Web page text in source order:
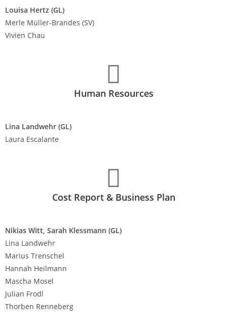
Louisa Hertz (GL)
Merle Müller-Brandes (SV)
Vivien Chau
Human Resources
Lina Landwehr (GL)
Laura Escalante
Cost Report & Business Plan
Nikias Witt, Sarah Klessmann (GL)
Lina Landwehr
Marius Trenschel
Hannah Heilmann
Mascha Mosel
Julian Frodl
Thorben Renneberg